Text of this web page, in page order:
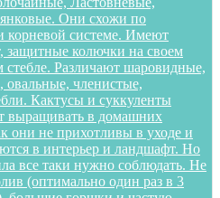
Они схожи по
корневой системе. Имеют
защитные колючки на своем
стебле. Различают шаровидные,
овальные, членистые,
Кактусы и суккуленты
выращивать в домашних
они не прихотливы в уходе и
в интерьер и ландшафт. Но
все таки нужно соблюдать. Не
(оптимально один раз в 3